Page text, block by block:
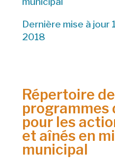
Dernière mise à jour
2018
Répertoire
programmes
pour les
et aînés en
municipal